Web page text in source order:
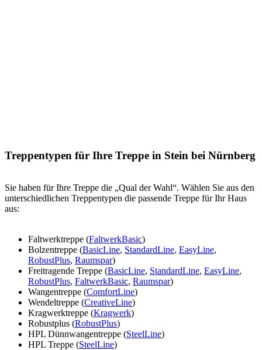
Treppentypen für Ihre Treppe in Stein bei Nürnberg
Sie haben für Ihre Treppe die „Qual der Wahl“. Wählen Sie aus den
unterschiedlichen Treppentypen die passende Treppe für Ihr Haus
aus:
Faltwerktreppe (FaltwerkBasic)
Bolzentreppe (BasicLine, StandardLine, EasyLine,
RobustPlus, Raumspar)
Freitragende Treppe (BasicLine, StandardLine, EasyLine,
RobustPlus, FaltwerkBasic, Raumspar)
Wangentreppe (ComfortLine)
Wendeltreppe (CreativeLine)
Kragwerktreppe (Kragwerk)
Robustplus (RobustPlus)
HPL Dünnwangentreppe (SteelLine)
HPL Treppe (SteelLine)